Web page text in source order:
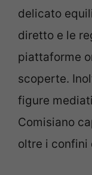
delicato
diretto e le
piattaforme
scoperte.
figure
Comisiano
oltre i confini